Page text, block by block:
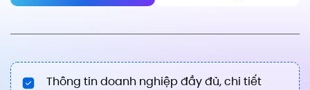
Thông tin doanh nghiệp đầy đủ, chi tiết